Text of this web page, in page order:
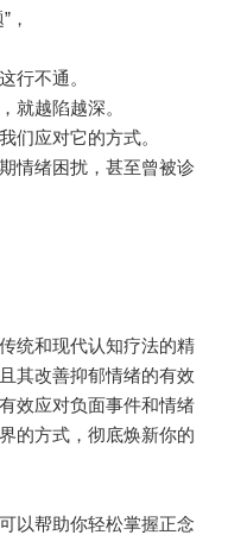
，
行不通。
就越陷越深。
们应对它的方式。
情绪困扰，甚至曾被诊
统和现代认知疗法的精
其改善抑郁情绪的有效
效应对负面事件和情绪
的方式，彻底焕新你的
以帮助你轻松掌握正念